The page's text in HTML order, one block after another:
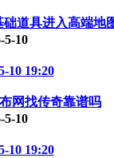
道具进入高端地
5-10
10 19:20
网找传奇靠谱吗
5-10
10 19:20